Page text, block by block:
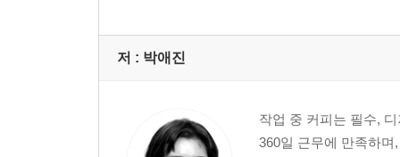
저 : 박애진
작업 중 커피는 필수,
360일 근무에 만족하